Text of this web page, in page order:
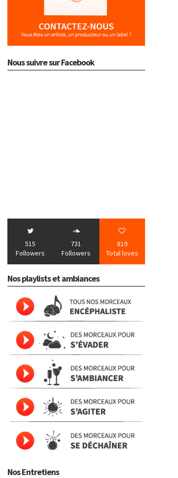
Nous suivre sur Facebook
515
Followers
731
Followers
819
Total loves
Nos playlists et ambiances
Nos Entretiens